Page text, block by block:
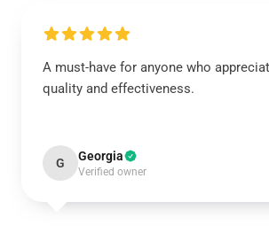
A must-have for anyone who
quality and effectiveness.
G Georgia
Verified owner